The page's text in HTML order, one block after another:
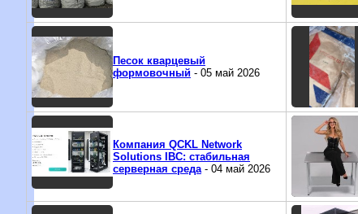
Песок кварцевый
формовочный- 05 май 2026
Компания QCKL Network
Solutions IBC: стабильная
серверная среда- 04 май 2026